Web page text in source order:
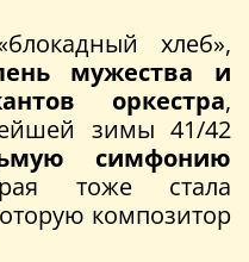
хлеб»,
мужества и
оркестра,
зимы 41/42
симфонию
тоже стала
композитор